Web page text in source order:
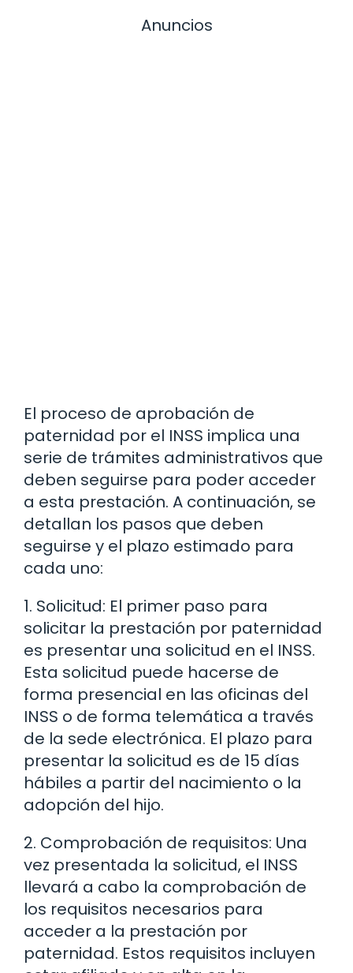
Anuncios
El proceso de aprobación de
paternidad por el INSS implica una
serie de trámites administrativos que
deben seguirse para poder acceder
a esta prestación. A continuación, se
detallan los pasos que deben
seguirse y el plazo estimado para
cada uno:
1. Solicitud: El primer paso para
solicitar la prestación por paternidad
es presentar una solicitud en el INSS.
Esta solicitud puede hacerse de
forma presencial en las oficinas del
INSS o de forma telemática a través
de la sede electrónica. El plazo para
presentar la solicitud es de 15 días
hábiles a partir del nacimiento o la
adopción del hijo.
2. Comprobación de requisitos: Una
vez presentada la solicitud, el INSS
llevará a cabo la comprobación de
los requisitos necesarios para
acceder a la prestación por
paternidad. Estos requisitos incluyen